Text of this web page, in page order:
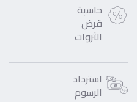
حاسبة
قرض
الثروات
استرداد
الرسوم